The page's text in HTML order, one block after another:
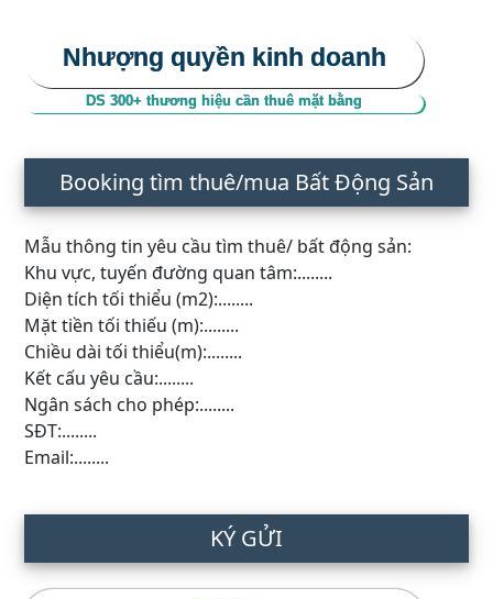
Nhượng quyền kinh doanh
DS 300+ thương hiệu cần thuê mặt bằng
Booking tìm thuê/mua Bất Động Sản
Mẫu thông tin yêu cầu tìm thuê/ bất động sản:
Khu vực, tuyến đường quan tâm:........
Diện tích tối thiểu (m2):........
Mặt tiền tối thiếu (m):........
Chiều dài tối thiểu(m):........
Kết cấu yêu cầu:........
Ngân sách cho phép:........
SĐT:........
Email:........
KÝ GỬI